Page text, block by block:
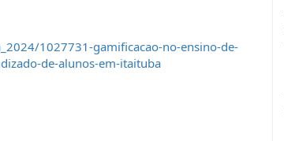
1027731-gamificacao-no-ensino-de-
de-alunos-em-itaituba